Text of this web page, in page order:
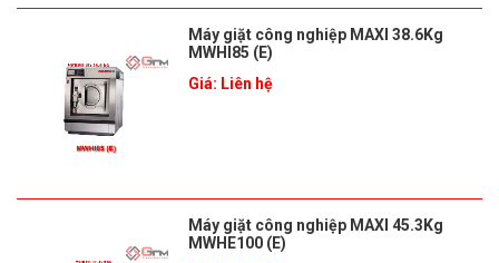
Máy giặt công nghiệp MAXI 38.6Kg
MWHI85 (E)
Giá: Liên hệ
Máy giặt công nghiệp MAXI 45.3Kg
MWHE100 (E)